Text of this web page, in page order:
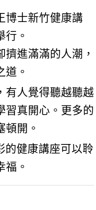
博士新竹健康講
。
進滿滿的人潮，
。
有人覺得聽越聽越
習真開心。更多的
開。
的健康講座可以聆
。